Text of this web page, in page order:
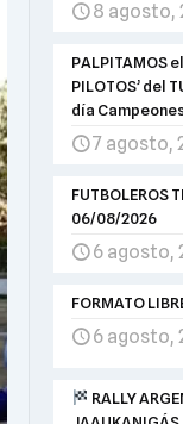
8 agosto,
PALPITAMOS
PILOTOS’ del
día
7 agosto,
FUTBOLEROS
06/08/2026
6 agosto,
FORMATO
6 agosto,
RALLY